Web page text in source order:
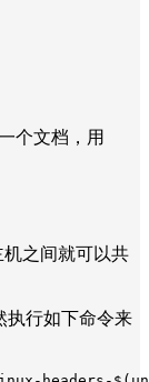
个文档，用
之间就可以共
执行如下命令来